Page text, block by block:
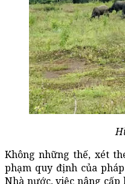
Không những thế, xét
phạm quy định của
Nhà nước, việc nâng